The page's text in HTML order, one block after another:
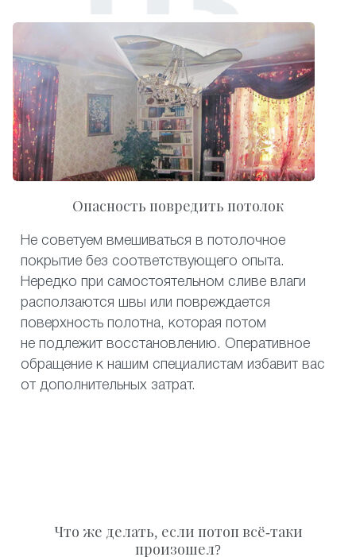
Опасность повредить потолок
Не советуем вмешиваться в потолочное
покрытие без соответствующего опыта.
Нередко при самостоятельном сливе влаги
расползаются швы или повреждается
поверхность полотна, которая потом
не подлежит восстановлению. Оперативное
обращение к нашим специалистам избавит вас
от дополнительных затрат.
Что же делать, если потоп всё-таки
произошел?